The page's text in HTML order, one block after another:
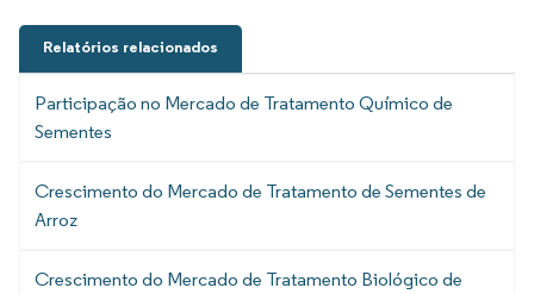
Relatórios relacionados
Participação no Mercado de Tratamento Químico de
Sementes
Crescimento do Mercado de Tratamento de Sementes de
Arroz
Crescimento do Mercado de Tratamento Biológico de